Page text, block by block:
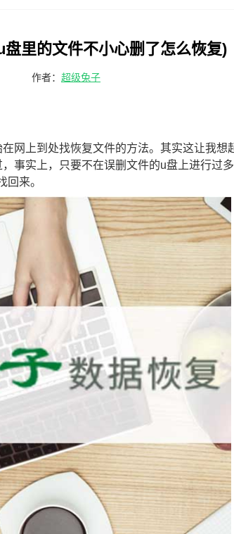
里的文件不小心删了怎么恢复)
作者： 超级兔子
网上到处找恢复文件的方法。其实这让我想
事实上，只要不在误删文件的u盘上进行过
来。